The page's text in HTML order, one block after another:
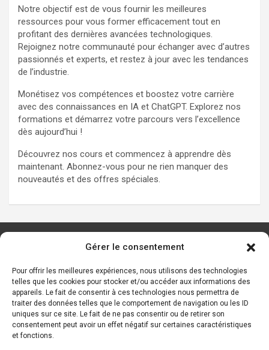
Gérer le consentement
Pour offrir les meilleures expériences, nous utilisons des technologies
telles que les cookies pour stocker et/ou accéder aux informations des
appareils. Le fait de consentir à ces technologies nous permettra de
traiter des données telles que le comportement de navigation ou les ID
uniques sur ce site. Le fait de ne pas consentir ou de retirer son
consentement peut avoir un effet négatif sur certaines caractéristiques
et fonctions.
Notre objectif est de vous fournir les meilleures
ressources pour vous former efficacement tout en
profitant des dernières avancées technologiques.
Rejoignez notre communauté pour échanger avec d’autres
passionnés et experts, et restez à jour avec les tendances
de l’industrie.
Monétisez vos compétences et boostez votre carrière
avec des connaissances en IA et ChatGPT. Explorez nos
formations et démarrez votre parcours vers l’excellence
dès aujourd’hui !
Découvrez nos cours et commencez à apprendre dès
maintenant. Abonnez-vous pour ne rien manquer des
nouveautés et des offres spéciales.
Les principaux outils d’IA
Ressources sur l’IA
Start-ups de l’IA
Les personnalités de l’IA
Lexique de l’IA générative et des chatbots IA